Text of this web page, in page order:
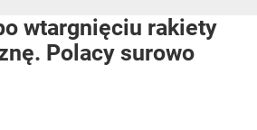
wtargnięciu rakiety
Polacy surowo